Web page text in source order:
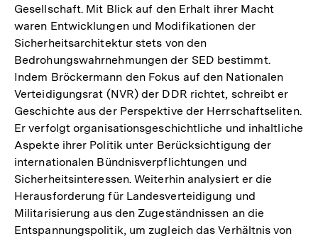
Gesellschaft. Mit Blick auf den Erhalt ihrer Macht
waren Entwicklungen und Modifikationen der
Sicherheitsarchitektur stets von den
Bedrohungswahrnehmungen der SED bestimmt.
Indem Bröckermann den Fokus auf den Nationalen
Verteidigungsrat (NVR) der DDR richtet, schreibt er
Geschichte aus der Perspektive der Herrschaftseliten.
Er verfolgt organisationsgeschichtliche und inhaltliche
Aspekte ihrer Politik unter Berücksichtigung der
internationalen Bündnisverpflichtungen und
Sicherheitsinteressen. Weiterhin analysiert er die
Herausforderung für Landesverteidigung und
Militarisierung aus den Zugeständnissen an die
Entspannungspolitik, um zugleich das Verhältnis von